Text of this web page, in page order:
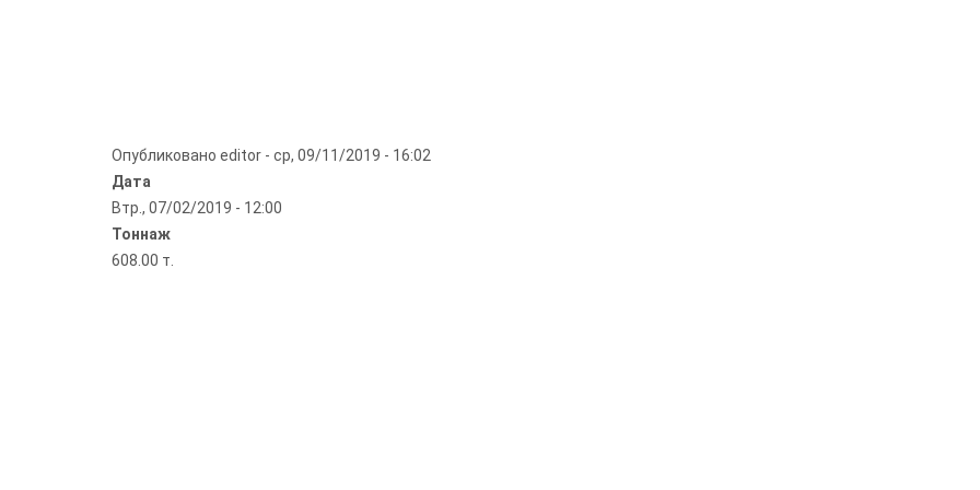
Опубликовано editor - ср, 09/11/2019 - 16:02
Дата
Втр., 07/02/2019 - 12:00
Тоннаж
608.00 т.